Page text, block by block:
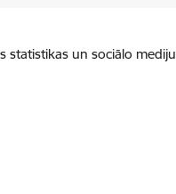
statistikas un sociālo mediju